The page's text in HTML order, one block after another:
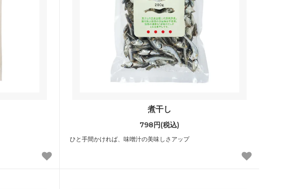
煮干し
798円(税込)
ひと手間かければ、味噌汁の美味しさアップ